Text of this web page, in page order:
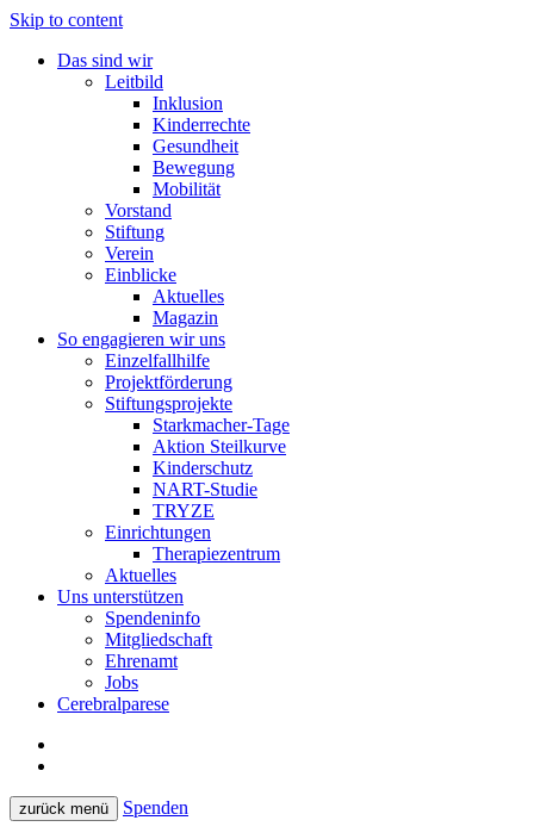
Skip to content
Das sind wir
Leitbild
Inklusion
Kinderrechte
Gesundheit
Bewegung
Mobilität
Vorstand
Stiftung
Verein
Einblicke
Aktuelles
Magazin
So engagieren wir uns
Einzelfallhilfe
Projektförderung
Stiftungsprojekte
Starkmacher-Tage
Aktion Steilkurve
Kinderschutz
NART-Studie
TRYZE
Einrichtungen
Therapiezentrum
Aktuelles
Uns unterstützen
Spendeninfo
Mitgliedschaft
Ehrenamt
Jobs
Cerebralparese
zurück menü Spenden